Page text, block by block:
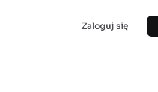
Zaloguj się